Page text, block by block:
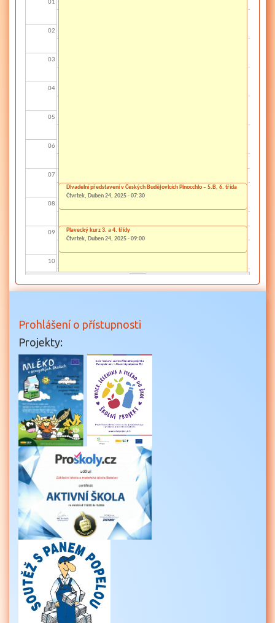
01
02
03
04
05
06
07
08
09
10
11
12
13
14
15
16
18
20
22
Divadelní představení v Českých Budějovicích Pinocchio – 5.B, 6. třída
Čtvrtek, Duben 24, 2025 - 07:30
Plavecký kurz 3. a 4. třídy
Čtvrtek, Duben 24, 2025 - 09:00
Prohlášení o přístupnosti
Projekty: